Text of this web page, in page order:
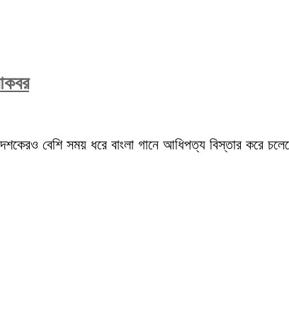
বেশি সময় ধরে বাংলা গানে আধিপত্য বিস্তার করে